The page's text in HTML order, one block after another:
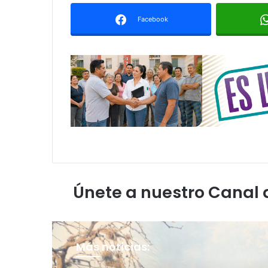
Facebook
Únete a nuestro Canal
Más noticias: